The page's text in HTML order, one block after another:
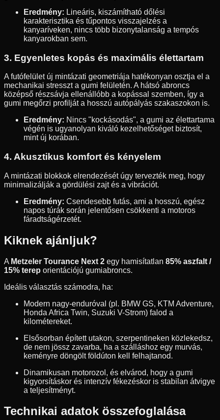
Eredmény: Lineáris, kiszámítható dőlési
karakterisztika és tűpontos visszajelzés a
kanyaríveken, nincs több bizonytalanság a tempós
kanyarokban sem.
3. Egyenletes kopás és maximális élettartam
A futófelület új mintázati geometriája hatékonyan osztja el a
mechanikai stresszt a gumi felületén. A hátsó abroncs
középső részsávja ellenállóbb a kopással szemben, így a
gumi megőrzi profilját a hosszú autópályás szakaszokon is.
Eredmény: Nincs "kockásodás", a gumi az élettartama
végén is ugyanolyan kiváló kezelhetőséget biztosít,
mint új korában.
4. Akusztikus komfort és kényelem
A mintázati blokkok elrendezését úgy tervezték meg, hogy
minimalizálják a gördülési zajt és a vibrációt.
Eredmény: Csendesebb futás, ami a hosszú, egész
napos túrák során jelentősen csökkenti a motoros
fáradtságérzetét.
Kiknek ajánljuk?
A Metzeler Tourance Next 2 egy hamisítatlan 85% aszfalt /
15% terep orientációjú gumiabroncs.
Ideális választás számodra, ha:
Modern nagy-enduróval (pl. BMW GS, KTM Adventure,
Honda Africa Twin, Suzuki V-Strom) falod a
kilométereket.
Elsősorban épített utakon, szerpentineken közlekedsz,
de nem jössz zavarba, ha a szálláshoz egy murvás,
keményre döngölt földúton kell felhajtanod.
Dinamikusan motorozol, és elvárod, hogy a gumi
kigyorsításkor és intenzív fékezéskor is stabilan átvigye
a teljesítményt.
Technikai adatok összefoglalása